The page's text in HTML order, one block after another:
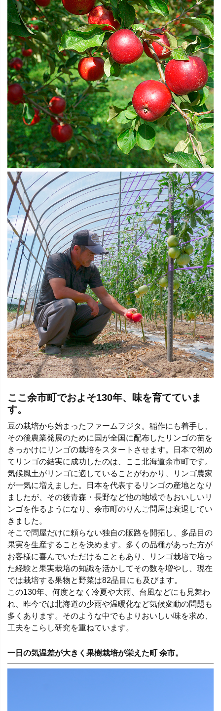
ここ余市町でおよそ130年、味を育てていま
す。
豆の栽培から始まったファームフジタ。稲作にも着手し、
その後農業発展のために国が全国に配布したリンゴの苗を
きっかけにリンゴの栽培をスタートさせます。日本で初め
てリンゴの結実に成功したのは、ここ北海道余市町です。
気候風土がリンゴに適していることがわかり、リンゴ農家
が一気に増えました。日本を代表するリンゴの産地となり
ましたが、その後青森・長野など他の地域でもおいしいリ
ンゴを作るようになり、余市町のりんご問屋は衰退してい
きました。
そこで問屋だけに頼らない独自の販路を開拓し、多品目の
果実を生産することを決めます。多くの品種があった方が
お客様に喜んでいただけることもあり、リンゴ栽培で培っ
た経験と果実栽培の知識を活かしてその数を増やし、現在
では栽培する果物と野菜は82品目にも及びます。
この130年、何度となく冷夏や大雨、台風などにも見舞わ
れ、昨今では北海道の少雨や温暖化など気候変動の問題も
多くあります。そのような中でもよりおいしい味を求め、
工夫をこらし研究を重ねています。
一日の気温差が大きく果樹栽培が栄えた町 余市。